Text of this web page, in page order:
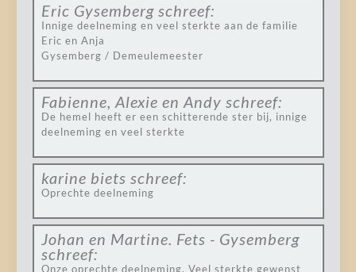
Eric Gysemberg schreef:
Innige deelneming en veel sterkte aan de familie
Eric en Anja
Gysemberg / Demeulemeester
Fabienne, Alexie en Andy schreef:
De hemel heeft er een schitterende ster bij, innige
deelneming en veel sterkte
karine biets schreef:
Oprechte deelneming
Johan en Martine. Fets - Gysemberg
schreef:
Onze oprechte deelneming. Veel sterkte gewenst